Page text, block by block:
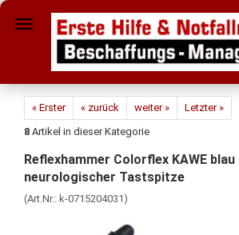
« Erster « zurück weiter »
Letzter »
8 Artikel in dieser Kategorie
Reflexhammer Colorflex KAWE
neurologischer Tastspitze
(Art.Nr.: k-0715204031)